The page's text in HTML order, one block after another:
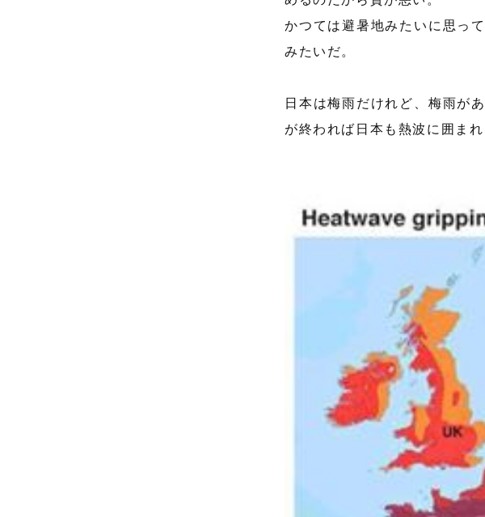
かつては避暑地みたいに思っ
みたいだ。
日本は梅雨だけれど、梅雨が
が終われば日本も熱波に囲まれ